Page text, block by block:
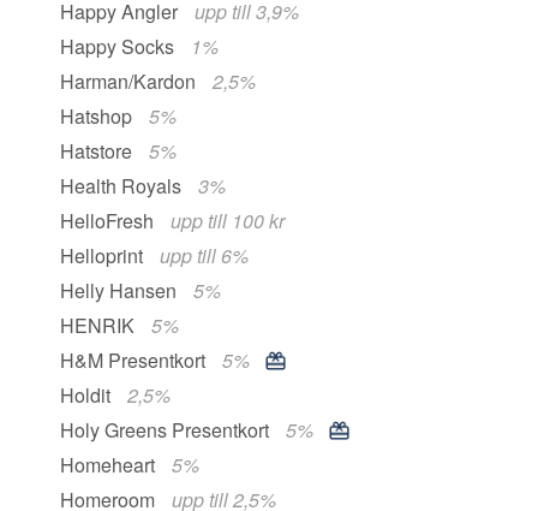
Happy Angler
upp till 3,9%
Happy Socks
1%
Harman/Kardon
2,5%
Hatshop
5%
Hatstore
5%
Health Royals
3%
HelloFresh
upp till 100 kr
Helloprint
upp till 6%
Helly Hansen
5%
HENRIK
5%
H&M Presentkort
5%
Holdit
2,5%
Holy Greens Presentkort
5%
Homeheart
5%
Homeroom
upp till 2,5%